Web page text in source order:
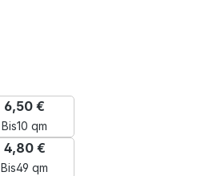
Bis10 qm
6,50 €
Bis49 qm
4,80 €